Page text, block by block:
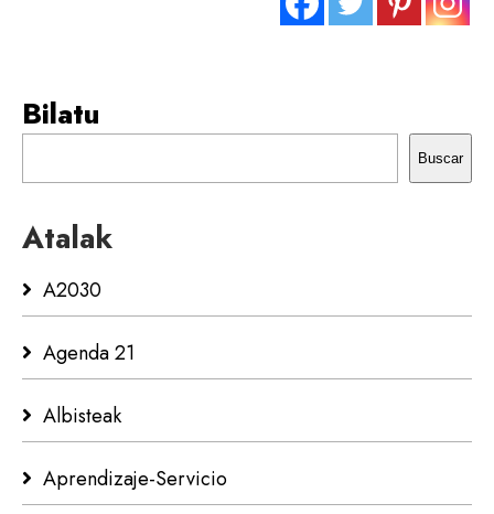
Bilatu
Buscar
Atalak
A2030
Agenda 21
Albisteak
Aprendizaje-Servicio